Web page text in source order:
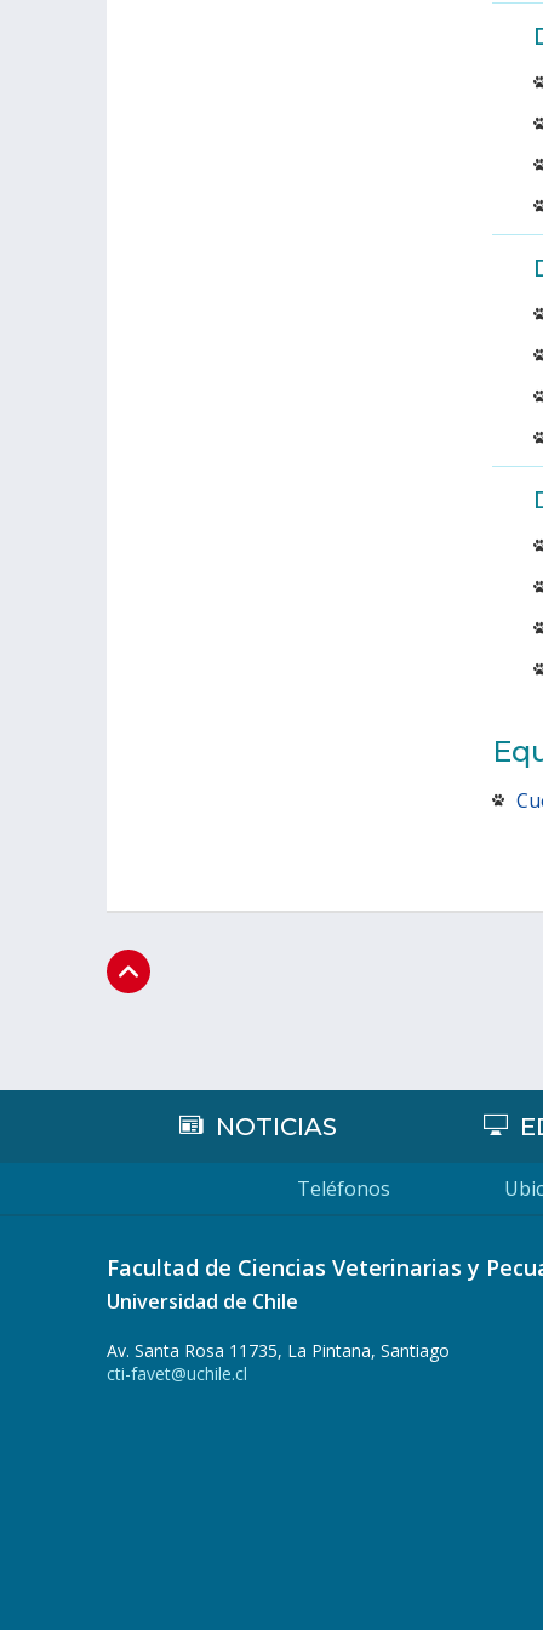
NOTICIAS
Teléfonos
Facultad de Ciencias Veterinarias y
Universidad de Chile
Av. Santa Rosa 11735, La Pintana, Santiago
cti-favet@uchile.cl